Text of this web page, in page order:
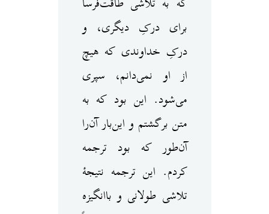
برای درکِ دیگری، و
درکِ خداوندی که هیچ
از او نمی‌دانم، سپری
می‌شود. این بود که به
متن برگشتم و این‌بار آن‌را
آن‌طور که بود ترجمه
کردم. این ترجمه نتیجهٔ
تلاشی طولانی و باانگیزه